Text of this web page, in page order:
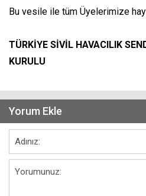
Bu vesile ile tüm Üyelerimize
TÜRKİYE SİVİL HAVACILIK
KURULU
Yorum Ekle